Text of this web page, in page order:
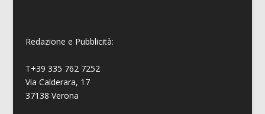
Redazione e Pubblicità:
T+39 335 762 7252
Via Calderara, 17
37138 Verona